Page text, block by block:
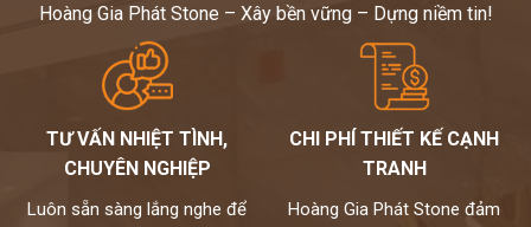
Hoàng Gia Phát Stone – Xây bền vững – Dựng niềm tin!
TƯ VẤN NHIỆT TÌNH,
CHUYÊN NGHIỆP
Luôn sẵn sàng lắng nghe để
CHI PHÍ THIẾT KẾ CẠNH
TRANH
Hoàng Gia Phát Stone đảm